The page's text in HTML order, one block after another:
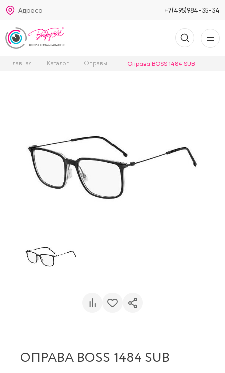
Адреса +7(495)984-35-34
Главная Каталог Оправы Оправа BOSS 1484 SUB
ОПРАВА BOSS 1484 SUB